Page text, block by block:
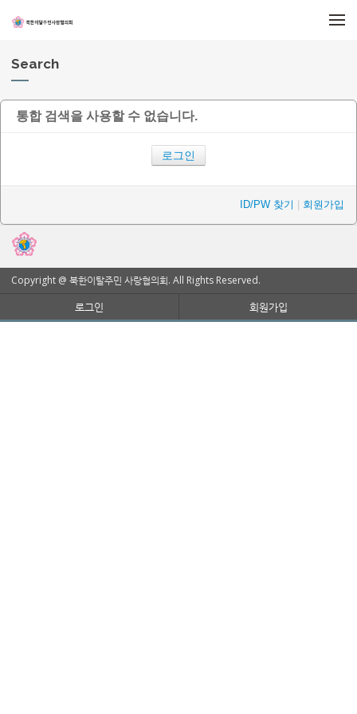
Search
통합 검색을 사용할 수 없습니다.
로그인
ID/PW 찾기 회원가입
Copyright @ 북한이탈주민 사랑협의회. All Rights Reserved.
로그인 회원가입